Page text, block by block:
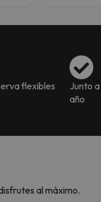
flexibles
Junto
año
al máximo.